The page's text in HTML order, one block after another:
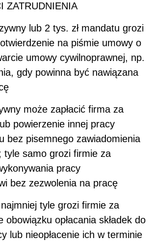
ZATRUDNIENIA
lub 2 tys. zł mandatu grozi
na piśmie umowy o
umowy cywilnoprawnej, np.
gdy powinna być nawiązana
może zapłacić firma za
powierzenie innej pracy
bez pisemnego zawiadomienia
tyle samo grozi firmie za
pracy
bez zezwolenia na pracę
najmniej tyle grozi firmie za
obowiązku opłacania składek do
lub nieopłacenie ich w terminie